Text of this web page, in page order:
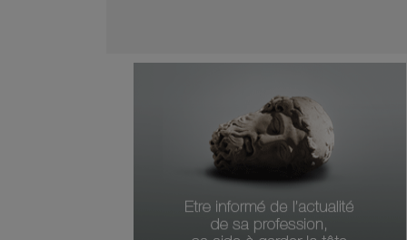
Numéro Du Produit
Type De Produit